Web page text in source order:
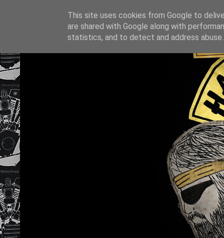
This site uses cookies from Google to
are shared with Google along with
statistics, and to detect and address abuse.